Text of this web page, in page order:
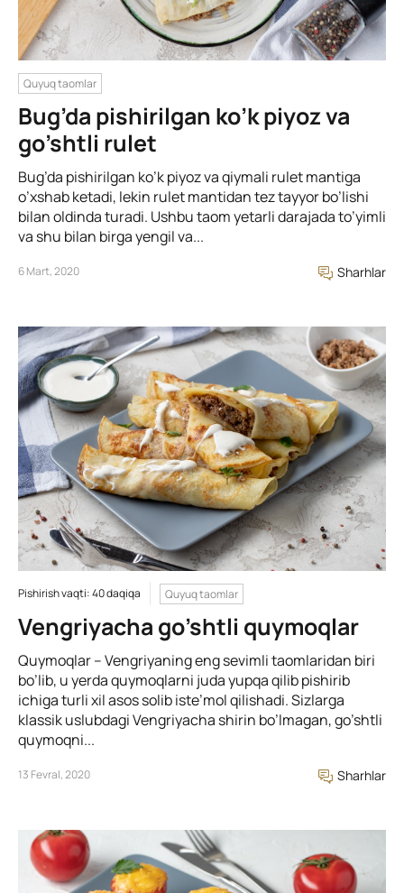
Quyuq taomlar
Bug’da pishirilgan ko’k piyoz va
go’shtli rulet
Bug’da pishirilgan ko’k piyoz va qiymali rulet mantiga
o’xshab ketadi, lekin rulet mantidan tez tayyor bo’lishi
bilan oldinda turadi. Ushbu taom yetarli darajada to’yimli
va shu bilan birga yengil va...
6 Mart, 2020 Sharhlar
Pishirish vaqti: 40 daqiqa Quyuq taomlar
Vengriyacha go’shtli quymoqlar
Quymoqlar – Vengriyaning eng sevimli taomlaridan biri
bo’lib, u yerda quymoqlarni juda yupqa qilib pishirib
ichiga turli xil asos solib iste’mol qilishadi. Sizlarga
klassik uslubdagi Vengriyacha shirin bo’lmagan, go’shtli
quymoqni...
13 Fevral, 2020 Sharhlar